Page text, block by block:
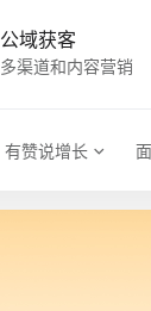
公域获客
多渠道和内容营销
有赞说增长